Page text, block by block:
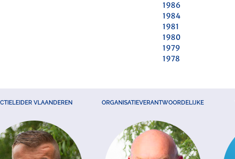
1986
1984
1981
1980
1979
1978
VLAANDEREN ORGANISATIEVERANTWOORDELIJKE